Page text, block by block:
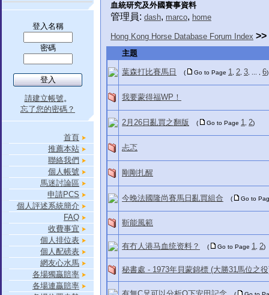
登入名稱
密碼
請建立帳號。
忘了您的密碼？
首頁
推薦本站
聯絡我們
個人帳號
馬迷討論區
申請PCS
個人評述系統簡介
FAQ
收費事宜
個人排位表
個人配磅表
網友心水馬
各場獨贏賠率
各場連贏賠率
血統研究及外國賽事資料
管理員: dash, marco, home
Hong Kong Horse Database Forum Index >>
主題
葉森打比賽馬日 ( Go to Page 1 2 3 6)
我要蒙得福WP！
2月26日亂買之翻版 ( Go to Page 1 2)
忐忑
剛剛扎醒
今晚法國隆尚賽馬日亂買組合 ( Go to
靳能風範
有冇人港马血统资料？ ( Go to Page 1 2)
秘書處 - 1973年貝蒙錦標 (大勝31馬位之